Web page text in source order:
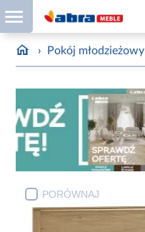
› Pokój młodzieżowy
PORÓWNAJ